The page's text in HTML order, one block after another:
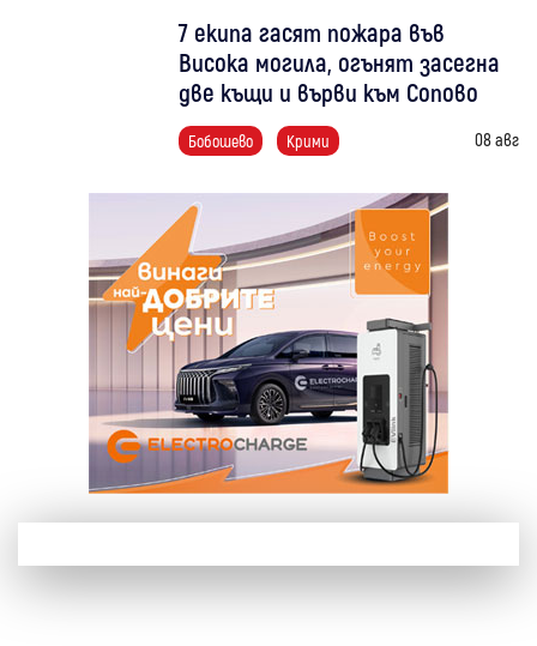
7 екипа гасят пожара във
Висока могила, огънят засегна
две къщи и върви към Сопово
Бобошево Крими 08 авг